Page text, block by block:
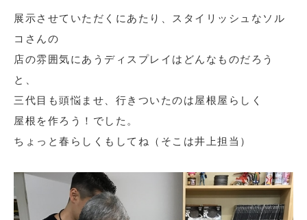
展示させていただくにあたり、スタイリッシュなソル
コさんの
店の雰囲気にあうディスプレイはどんなものだろう
と、
三代目も頭悩ませ、行きついたのは屋根屋らしく
屋根を作ろう！でした。
ちょっと春らしくもしてね（そこは井上担当）